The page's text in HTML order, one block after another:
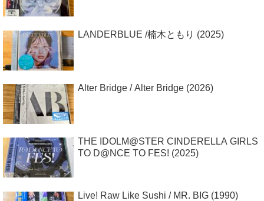
LANDERBLUE /楠木ともり (2025)
Alter Bridge / Alter Bridge (2026)
THE IDOLM@STER CINDERELLA GIRLS
TO D@NCE TO FES! (2025)
Live! Raw Like Sushi / MR. BIG (1990)